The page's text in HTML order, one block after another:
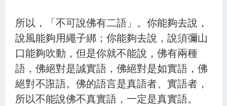
所以，「不可說佛有二語」。你能夠去說，
說風能夠用繩子綁；你能夠去說，說須彌山
口能夠吹動，但是你就不能說，佛有兩種
語，佛絕對是誠實語，佛絕對是如實語，佛
絕對不誑語。佛的語言是真語者、實語者，
所以不能說佛不真實語，一定是真實語。